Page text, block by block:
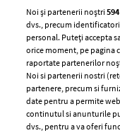
Tenișii atipici,
sezonului
Noi și partenerii noștri594
dvs., precum
personal. Puteți accepta
orice moment, pe pagina
raportate partenerilor
Noi si partenerii nostri
partenere, precum si
date pentru a permite
continutul si anunturile
dvs., pentru a va oferi